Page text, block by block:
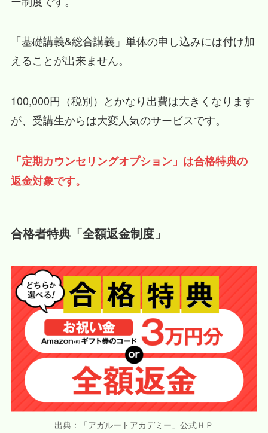
「基礎講義&総合講義」単体の申し込みには付け加
えることが出来ません。
100,000円（税別）とかなり出費は大きくなります
が、受講生からは大変人気のサービスです。
「定期カウンセリングオプション」は合格特典の
返金対象です。
合格者特典「全額返金制度」
出典：「アガルートアカデミー」公式ＨＰ